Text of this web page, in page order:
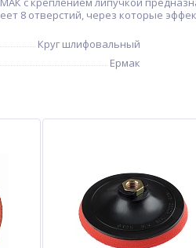
8 отверстий, через которые
Круг шлифовальный
Ермак